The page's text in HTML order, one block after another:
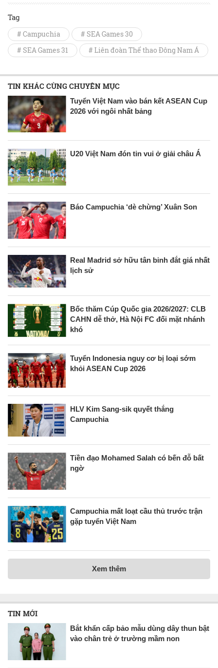
Tag
# Campuchia
# SEA Games 30
# SEA Games 31
# Liên đoàn Thể thao Đông Nam Á
TIN KHÁC CÙNG CHUYÊN MỤC
Tuyển Việt Nam vào bán kết ASEAN Cup
2026 với ngôi nhất bảng
U20 Việt Nam đón tin vui ở giải châu Á
Báo Campuchia ‘dè chừng’ Xuân Son
Real Madrid sở hữu tân binh đắt giá nhất
lịch sử
Bốc thăm Cúp Quốc gia 2026/2027: CLB
CAHN dễ thở, Hà Nội FC đối mặt nhánh
khó
Tuyển Indonesia nguy cơ bị loại sớm
khỏi ASEAN Cup 2026
HLV Kim Sang-sik quyết thắng
Campuchia
Tiền đạo Mohamed Salah có bến đỗ bất
ngờ
Campuchia mất loạt cầu thủ trước trận
gặp tuyển Việt Nam
Xem thêm
TIN MỚI
Bắt khẩn cấp bảo mẫu dùng dây thun bật
vào chân trẻ ở trường mầm non